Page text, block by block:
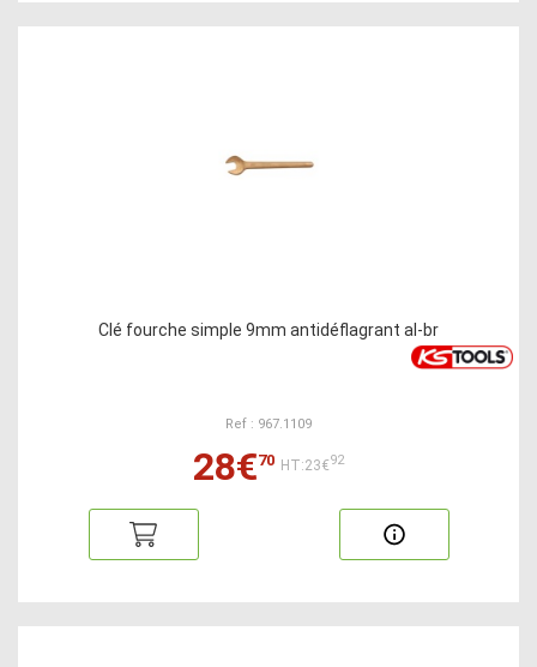
Clé fourche simple 9mm antidéflagrant al-br
Ref : 967.1109
28€70 HT:23€92